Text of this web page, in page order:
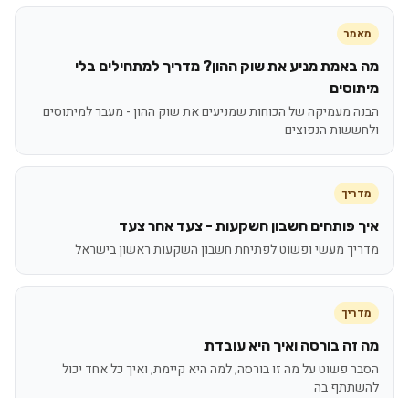
מאמר
מה באמת מניע את שוק ההון? מדריך למתחילים בלי
מיתוסים
הבנה מעמיקה של הכוחות שמניעים את שוק ההון - מעבר למיתוסים
ולחששות הנפוצים
מדריך
איך פותחים חשבון השקעות - צעד אחר צעד
מדריך מעשי ופשוט לפתיחת חשבון השקעות ראשון בישראל
מדריך
מה זה בורסה ואיך היא עובדת
הסבר פשוט על מה זו בורסה, למה היא קיימת, ואיך כל אחד יכול
להשתתף בה